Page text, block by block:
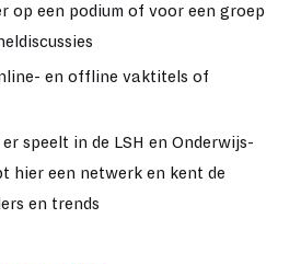
op een podium of voor een groep
en offline vaktitels of
speelt in de LSH en Onderwijs-
hier een netwerk en kent de
en trends